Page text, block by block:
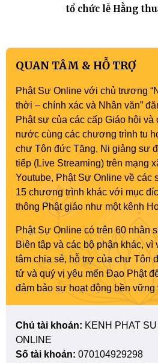
tổ chức lễ Hằng
QUAN TÂM & HỖ TRỢ
Phật Sự Online với chủ trương
thời – chính xác và Nhân văn”
Phật sự của các cấp Giáo hội và
nước cùng các chương trình tu
chư Tôn đức Tăng, Ni giảng sư
tiếp (Live Streaming) trên mạng
Youtube, Phật Sự Online về các
15 chương trình khác với mục
thông Phật giáo như một kênh
Phật Sự Online có trên 60 nhân
Biên tập và các bộ phận khác, vì
tâm chia sẻ, hỗ trợ của chư Tôn
tử và quý vị yêu mến Đạo Phật
đảm bảo sự hoạt động bền vững
Chủ tài khoản: KENH PHAT SU
ONLINE
Số tài khoản: 070104929298